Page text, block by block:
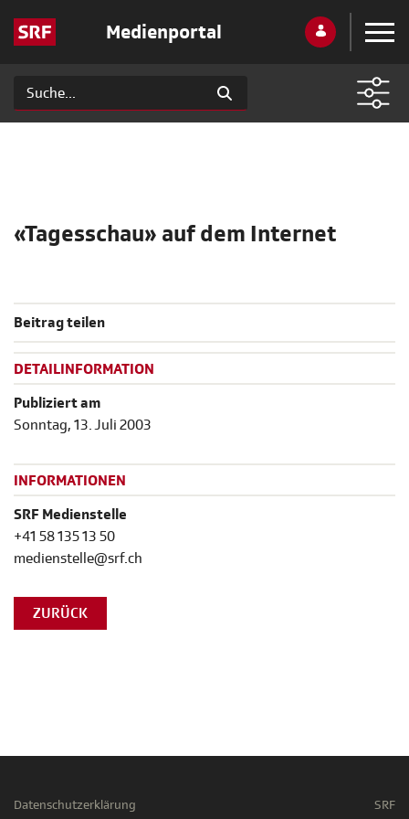
Medienportal
«Tagesschau» auf dem Internet
Beitrag teilen
DETAILINFORMATION
Publiziert am
Sonntag, 13. Juli 2003
INFORMATIONEN
SRF Medienstelle
+41 58 135 13 50
medienstelle@srf.ch
ZURÜCK
Datenschutzerklärung SRF